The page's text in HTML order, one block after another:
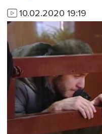
10.02.2020 19:19